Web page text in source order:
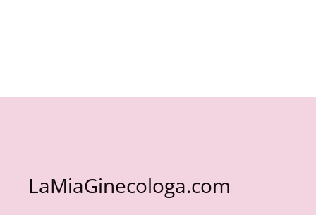
LaMiaGinecologa.com